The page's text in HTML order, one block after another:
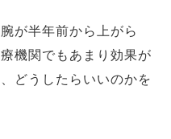
が半年前から上がら
機関でもあまり効果が
どうしたらいいのかを